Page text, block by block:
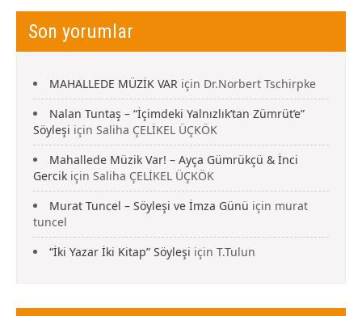
Son yorumlar
MAHALLEDE MÜZİK VAR için Dr.Norbert Tschirpke
Nalan Tuntaş – “İçimdeki Yalnızlık’tan Zümrüt’e”
Söyleşi için Saliha ÇELİKEL ÜÇKÖK
Mahallede Müzik Var! – Ayça Gümrükçü & İnci
Gercik için Saliha ÇELİKEL ÜÇKÖK
Murat Tuncel – Söyleşi ve İmza Günü için murat
tuncel
“İki Yazar İki Kitap” Söyleşi için T.Tulun